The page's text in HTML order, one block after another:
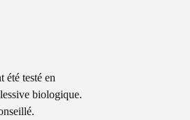
été testé en
biologique.